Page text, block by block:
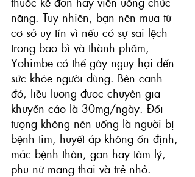
năng. Tuy nhiên, bạn nên mua từ
cơ sở uy tín vì nếu có sự sai lệch
trong bao bì và thành phẩm,
Yohimbe có thể gây nguy hại đến
sức khỏe người dùng. Bên cạnh
đó, liều lượng được chuyên gia
khuyến cáo là 30mg/ngày. Đối
tượng không nên uống là người bị
bệnh tim, huyết áp không ổn định,
mắc bệnh thân, gan hay tâm lý,
phụ nữ mang thai và trẻ nhỏ.